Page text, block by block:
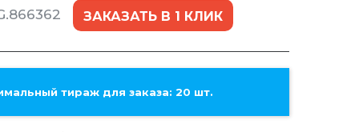
ЗАКАЗАТЬ В 1 КЛИК
тираж для заказа: 20 шт.